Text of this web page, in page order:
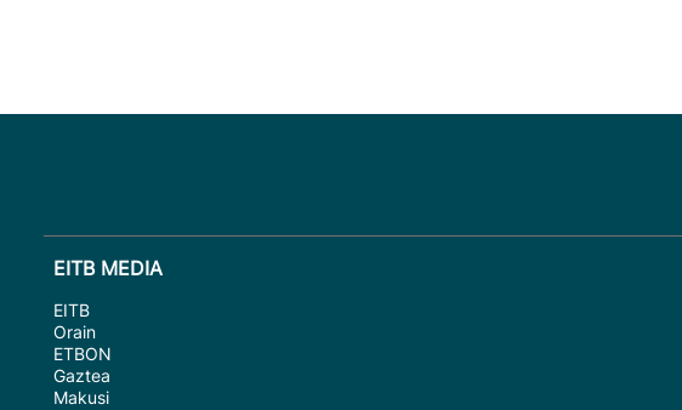
EITB MEDIA
EITB
Orain
ETBON
Gaztea
Makusi